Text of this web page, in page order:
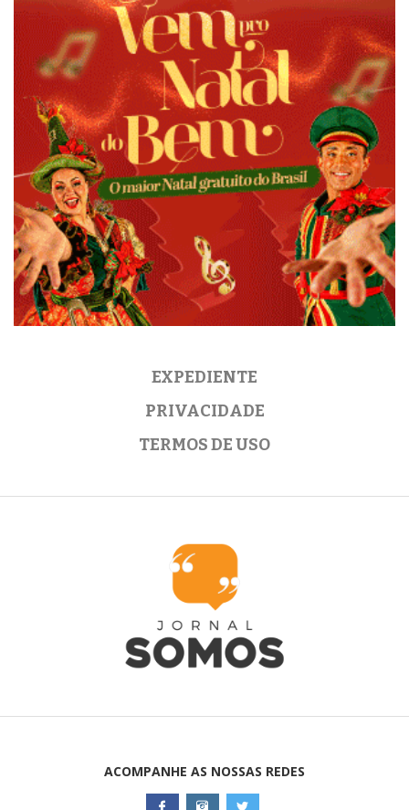
EXPEDIENTE
PRIVACIDADE
TERMOS DE USO
ACOMPANHE AS NOSSAS REDES